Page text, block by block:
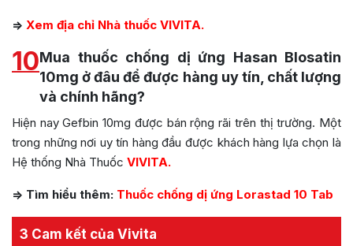
=> Xem địa chỉ Nhà thuốc VIVITA.
10Mua thuốc chống dị ứng Hasan Blosatin
10mg ở đâu để được hàng uy tín, chất lượng
và chính hãng?
Hiện nay Gefbin 10mg được bán rộng rãi trên thị trường. Một
trong những nơi uy tín hàng đầu được khách hàng lựa chọn là
Hệ thống Nhà Thuốc VIVITA.
=> Tìm hiểu thêm: Thuốc chống dị ứng Lorastad 10 Tab
3 Cam kết của Vivita